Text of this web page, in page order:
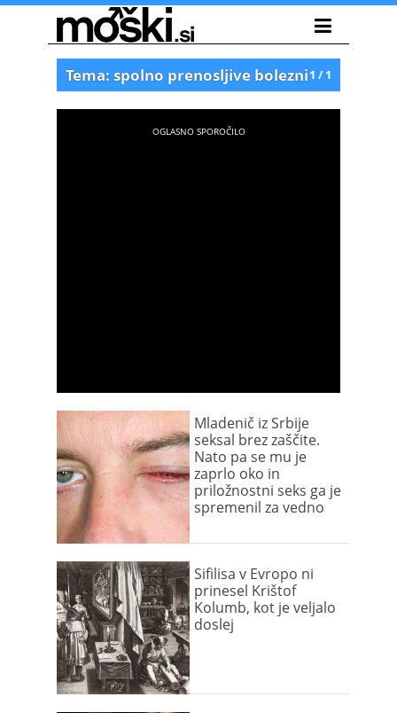
1 / 1
Tema: spolno prenosljive bolezni
Mladenič iz Srbije
seksal brez zaščite.
Nato pa se mu je
zaprlo oko in
priložnostni seks ga je
spremenil za vedno
Sifilisa v Evropo ni
prinesel Krištof
Kolumb, kot je veljalo
doslej